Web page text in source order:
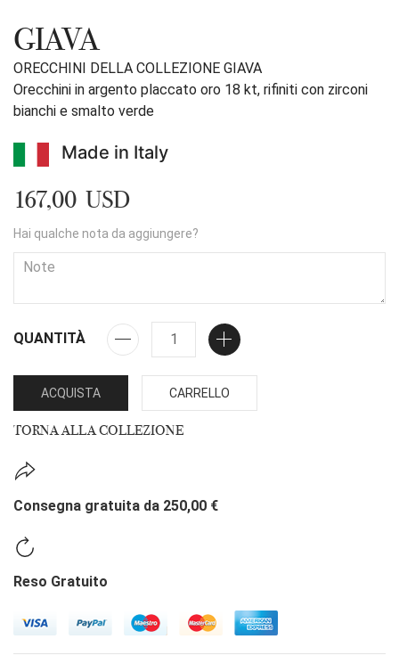
GIAVA
ORECCHINI DELLA COLLEZIONE GIAVA
Orecchini in argento placcato oro 18 kt, rifiniti con zirconi
bianchi e smalto verde
Made in Italy
167,00 USD
Hai qualche nota da aggiungere?
QUANTITÀ
ACQUISTA CARRELLO
TORNA ALLA COLLEZIONE
Consegna gratuita da 250,00 €
Reso Gratuito